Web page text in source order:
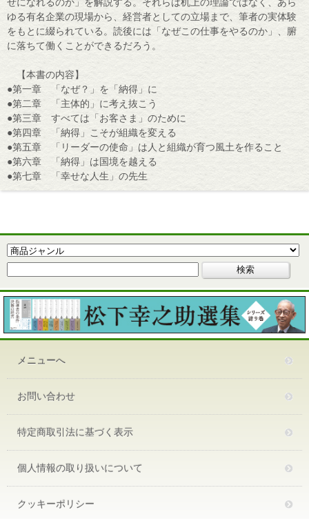
せになれるのか」を解説する。それらは机上の理論ではなく、あら
ゆる有名企業の現場から、経営者としての立場まで、筆者の実体験
をもとに綴られている。読後には「なぜこの仕事をやるのか」、腑
に落ちて働くことができるだろう。
【本書の内容】
●第一章 「なぜ？」を「納得」に
●第二章 「主体的」に考え抜こう
●第三章 すべては「お客さま」のために
●第四章 「納得」こそが組織を変える
●第五章 「リーダーの使命」は人と組織が育つ風土を作ること
●第六章 「納得」は国境を越える
●第七章 「幸せな人生」の先生
メニューへ
お問い合わせ
特定商取引法に基づく表示
個人情報の取り扱いについて
クッキーポリシー